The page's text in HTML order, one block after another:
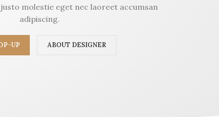
molestie eget nec laoreet accumsan
adipiscing.
UP ABOUT DESIGNER